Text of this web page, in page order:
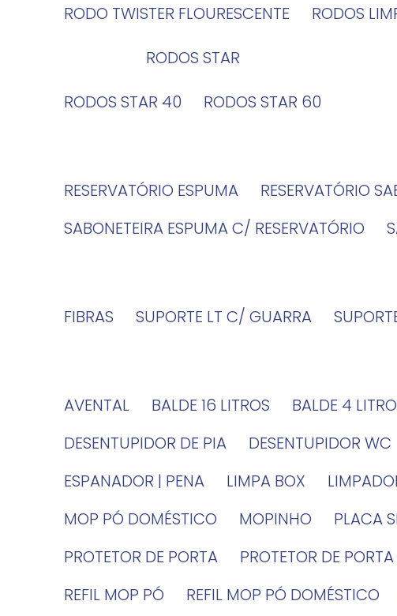
RODO TWISTER FLOURESCENTE
RODOS
RODOS STAR
RODOS STAR 40
RODOS STAR 60
RESERVATÓRIO ESPUMA
RESERVATÓRIO
SABONETEIRA ESPUMA C/ RESERVATÓRIO
FIBRAS
SUPORTE LT C/ GUARRA
AVENTAL
BALDE 16 LITROS BALDE 4
DESENTUPIDOR DE PIA
DESENTUPIDOR WC
ESPANADOR | PENA
LIMPA BOX
MOP PÓ DOMÉSTICO
MOPINHO PLACA
PROTETOR DE PORTA
PROTETOR DE
REFIL MOP PÓ
REFIL MOP PÓ DOMÉSTICO